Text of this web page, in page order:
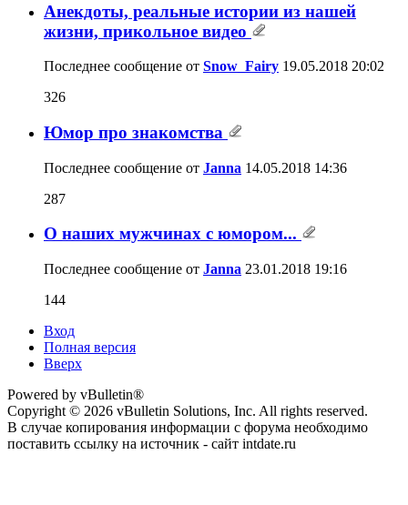
Анекдоты, реальные истории из нашей
жизни, прикольное видео
Последнее сообщение от Snow_Fairy 19.05.2018 20:02
326
Юмор про знакомства
Последнее сообщение от Janna 14.05.2018 14:36
287
О наших мужчинах с юмором...
Последнее сообщение от Janna 23.01.2018 19:16
144
Вход
Полная версия
Вверх
Powered by vBulletin®
Copyright © 2026 vBulletin Solutions, Inc. All rights reserved.
В случае копирования информации с форума необходимо
поставить ссылку на источник - сайт intdate.ru